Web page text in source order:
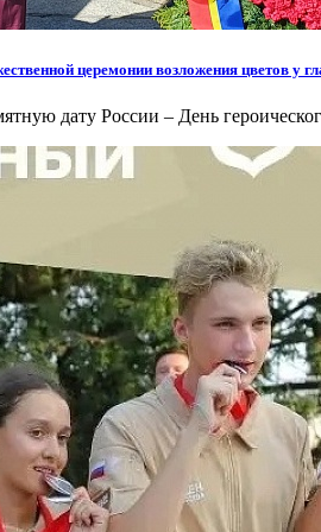
церемонии возложения цветов у
дату России – День